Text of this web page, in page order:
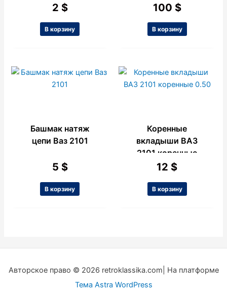
2 $
В корзину
100 $
В корзину
Башмак натяж
цепи Ваз 2101
5 $
В корзину
Коренные
вкладыши ВАЗ
2101 коренные
0.50
12 $
В корзину
Авторское право © 2026 retroklassika.com| На платформе
Тема Astra WordPress